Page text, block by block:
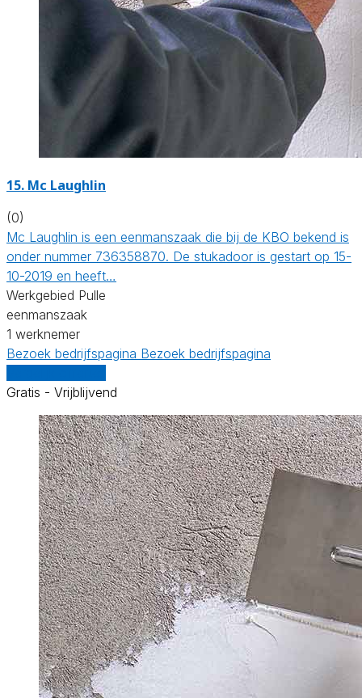
15. Mc Laughlin
(0)
Mc Laughlin is een eenmanszaak die bij de KBO bekend is
onder nummer 736358870. De stukadoor is gestart op 15-
10-2019 en heeft…
Werkgebied Pulle
eenmanszaak
1 werknemer
Bezoek bedrijfspagina Bezoek bedrijfspagina
Gratis - Vrijblijvend